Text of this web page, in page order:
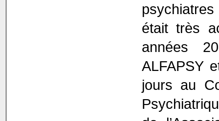
était très
années
ALFAPSY
jours au